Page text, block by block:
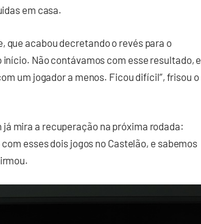
em casa.
que acabou decretando o revés para o
Não contávamos com esse resultado, e
um jogador a menos. Ficou difícil”, frisou o
mira a recuperação na próxima rodada:
esses dois jogos no Castelão, e sabemos